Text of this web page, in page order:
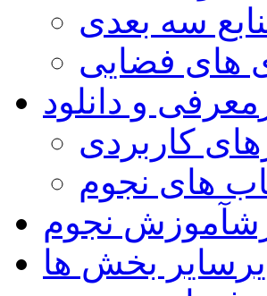
سه بعدی
های فضایی
معرفی و دانلود
کاربردی
های نجوم
آموزش نجوم
سایر بخش ها